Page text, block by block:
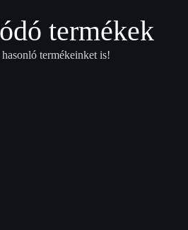
termékek
termékeinket is!